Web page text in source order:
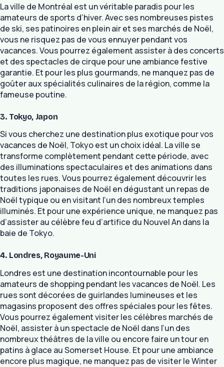
La ville de Montréal est un véritable paradis pour les
amateurs de sports d’hiver. Avec ses nombreuses pistes
de ski, ses patinoires en plein air et ses marchés de Noël,
vous ne risquez pas de vous ennuyer pendant vos
vacances. Vous pourrez également assister à des concerts
et des spectacles de cirque pour une ambiance festive
garantie. Et pour les plus gourmands, ne manquez pas de
goûter aux spécialités culinaires de la région, comme la
fameuse poutine.
3. Tokyo, Japon
Si vous cherchez une destination plus exotique pour vos
vacances de Noël, Tokyo est un choix idéal. La ville se
transforme complètement pendant cette période, avec
des illuminations spectaculaires et des animations dans
toutes les rues. Vous pourrez également découvrir les
traditions japonaises de Noël en dégustant un repas de
Noël typique ou en visitant l’un des nombreux temples
illuminés. Et pour une expérience unique, ne manquez pas
d’assister au célèbre feu d’artifice du Nouvel An dans la
baie de Tokyo.
4. Londres, Royaume-Uni
Londres est une destination incontournable pour les
amateurs de shopping pendant les vacances de Noël. Les
rues sont décorées de guirlandes lumineuses et les
magasins proposent des offres spéciales pour les fêtes.
Vous pourrez également visiter les célèbres marchés de
Noël, assister à un spectacle de Noël dans l’un des
nombreux théâtres de la ville ou encore faire un tour en
patins à glace au Somerset House. Et pour une ambiance
encore plus magique, ne manquez pas de visiter le Winter